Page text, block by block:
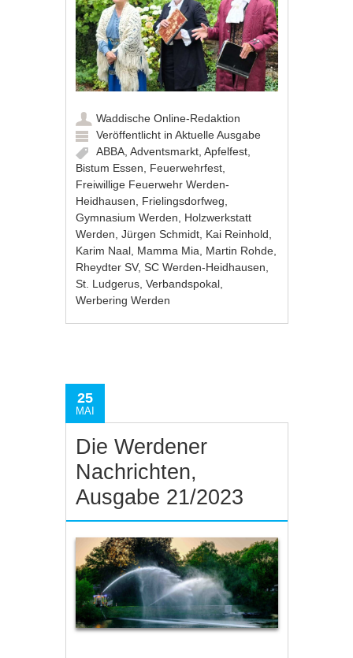
Waddische Online-Redaktion
Veröffentlicht inAktuelle Ausgabe
ABBA,Adventsmarkt,Apfelfest,
Bistum Essen, Feuerwehrfest,
Freiwillige Feuerwehr Werden-
Heidhausen, Frielingsdorfweg,
Gymnasium Werden, Holzwerkstatt
Werden,Jürgen Schmidt, Kai Reinhold,
Karim Naal, Mamma Mia, Martin Rohde,
Rheydter SV,SC Werden-Heidhausen,
St. Ludgerus,Verbandspokal,
Werbering Werden
25
MAI
Die Werdener
Nachrichten,
Ausgabe 21/2023